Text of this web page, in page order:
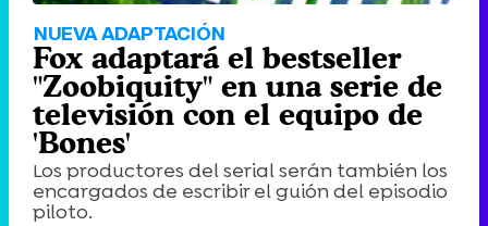
NUEVA ADAPTACIÓN
Fox adaptará el bestseller
"Zoobiquity" en una serie de
televisión con el equipo de
'Bones'
Los productores del serial serán también los
encargados de escribir el guión del episodio
piloto.